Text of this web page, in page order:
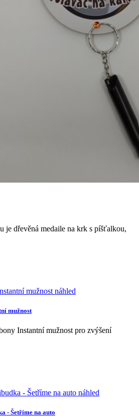
je dřevěná medaile na krk s píšťalkou,
náhled
mužnost
Instantní mužnost pro zvýšení
náhled
- Šetříme na auto